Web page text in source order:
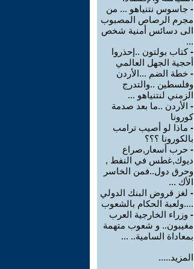
- جاسوس نتنياهو ... من
مجرم الرصاص المصبوب
الى دسائس أمنية شخص
...
-كتاب بولتون ..إحذروا
أحجية الجهل العالمي
- خطة الضم ...الأردن
وفلسطين ..والتدرج
الزمني لنتنياهو ...
- الأردن ..ما بعد صدمة
كورونا
- ماذا لو أصيب ترامب
بالكورونا ؟؟؟
- حرب أسعار,صراع
ديوك,غطس في النفط ,
وحرق دول..فمن الخاسر
الأك ...
- لغز قروض البنك الدولي
....ولعبة الحكام بالشعوب
- وزراء الخارجية العرب
مغيبون.. و شعوب متهمة
بمعاداة السامية.. ...
المزيد.....